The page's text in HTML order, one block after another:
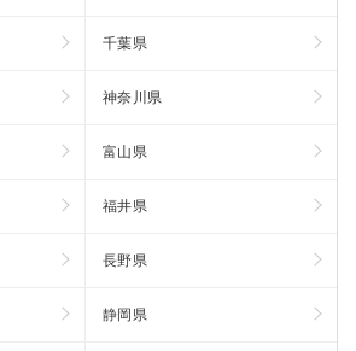
千葉県
神奈川県
富山県
福井県
長野県
静岡県